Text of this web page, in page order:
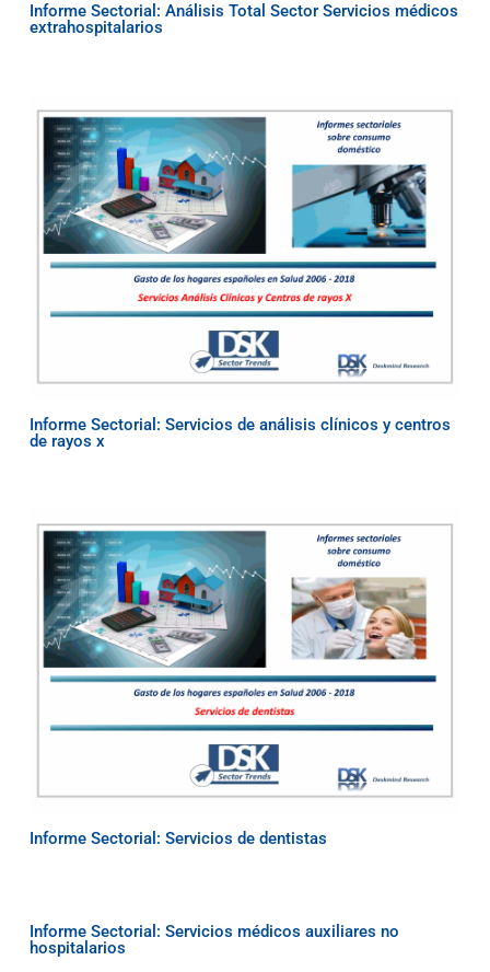
Informe Sectorial: Análisis Total Sector Servicios médicos
extrahospitalarios
Informe Sectorial: Servicios de análisis clínicos y centros
de rayos x
Informe Sectorial: Servicios de dentistas
Informe Sectorial: Servicios médicos auxiliares no
hospitalarios